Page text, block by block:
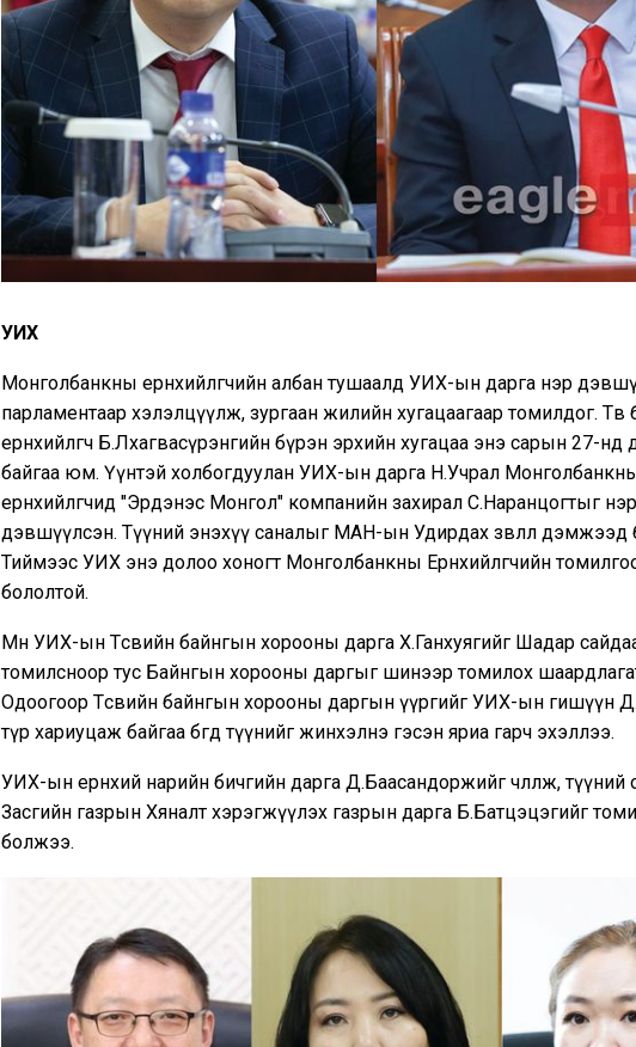
УИХ
Монголбанкны ерөнхийлөгчийн албан тушаалд УИХ-ын дарга нэр
парламентаар хэлэлцүүлж, зургаан жилийн хугацаагаар томилдог. Төв
ерөнхийлөгч Б.Лхагвасүрэнгийн бүрэн эрхийн хугацаа энэ сарын 27-нд
байгаа юм. Үүнтэй холбогдуулан УИХ-ын дарга Н.Учрал
ерөнхийлөгчид "Эрдэнэс Монгол" компанийн захирал С.Наранцогтыг нэр
дэвшүүлсэн. Түүний энэхүү саналыг МАН-ын Удирдах зөвлөл дэмжээд
Тиймээс УИХ энэ долоо хоногт Монголбанкны Ерөнхийлөгчийн
бололтой.
Мөн УИХ-ын Төсвийн байнгын хорооны дарга Х.Ганхуягийг Шадар
томилсноор тус Байнгын хорооны даргыг шинээр томилох
Одоогоор Төсвийн байнгын хорооны даргын үүргийг УИХ-ын гишүүн
түр хариуцаж байгаа бөгөөд түүнийг жинхэлнэ гэсэн яриа гарч эхэллээ.
УИХ-ын ерөнхий нарийн бичгийн дарга Д.Баасандоржийг чөлөөлж, түүний
Засгийн газрын Хяналт хэрэгжүүлэх газрын дарга Б.Батцэцэгийг
болжээ.